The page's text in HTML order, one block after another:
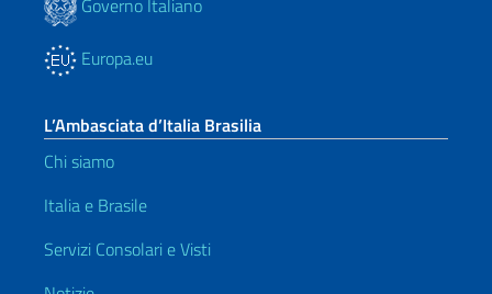
Europa.eu
L’Ambasciata d’Italia Brasilia
Chi siamo
Italia e Brasile
Servizi Consolari e Visti